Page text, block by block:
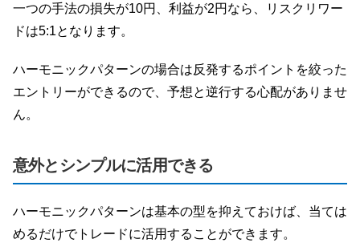
一つの手法の損失が10円、利益が2円なら、リスクリワー
ドは5:1となります。
ハーモニックパターンの場合は反発するポイントを絞った
エントリーができるので、予想と逆行する心配がありませ
ん。
意外とシンプルに活用できる
ハーモニックパターンは基本の型を抑えておけば、当ては
めるだけでトレードに活用することができます。